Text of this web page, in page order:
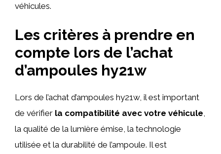
véhicules.
Les critères à prendre en
compte lors de l’achat
d’ampoules hy21w
Lors de l’achat d’ampoules hy21w, il est important
de vérifier la compatibilité avec votre véhicule,
la qualité de la lumière émise, la technologie
utilisée et la durabilité de l’ampoule. Il est